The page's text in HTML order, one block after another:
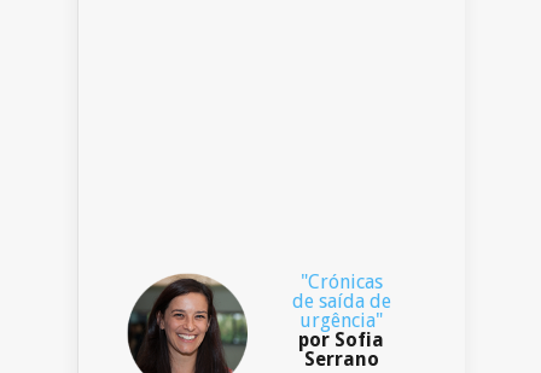
"Crónicas
de saída de
urgência"
por Sofia
Serrano